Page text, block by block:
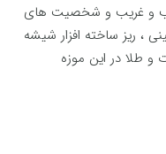
و غریب و شخصیت های
، ریز ساخته افزار شیشه
و طلا در این موزه